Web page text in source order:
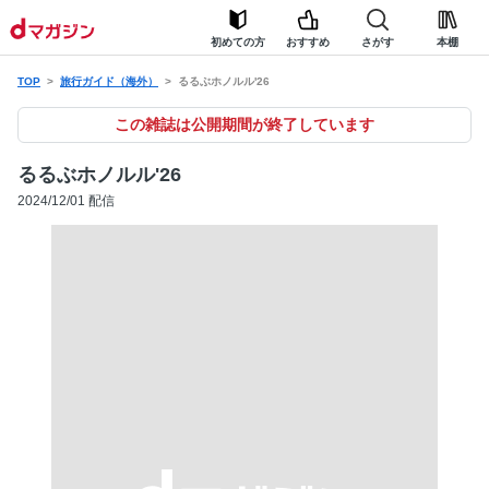
初めての方 おすすめ さがす 本棚
TOP 旅行ガイド（海外） るるぶホノルル'26
この雑誌は公開期間が終了しています
るるぶホノルル'26
2024/12/01 配信